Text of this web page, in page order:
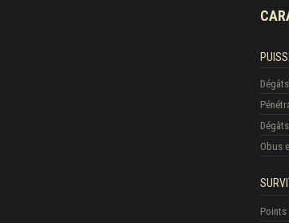
Dégâts
Obus